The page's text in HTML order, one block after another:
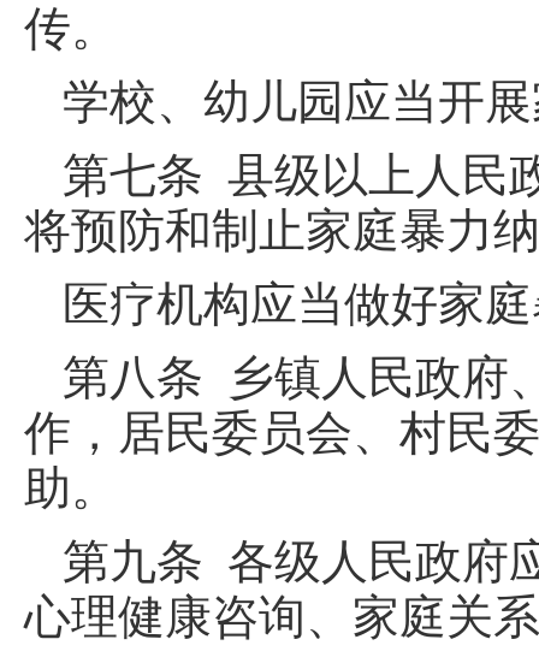
传。
学校、幼儿园应当开
第七条 县级以上人民
将预防和制止家庭暴力
医疗机构应当做好家
第八条 乡镇人民政府
作，居民委员会、村民
助。
第九条 各级人民政府
心理健康咨询、家庭关